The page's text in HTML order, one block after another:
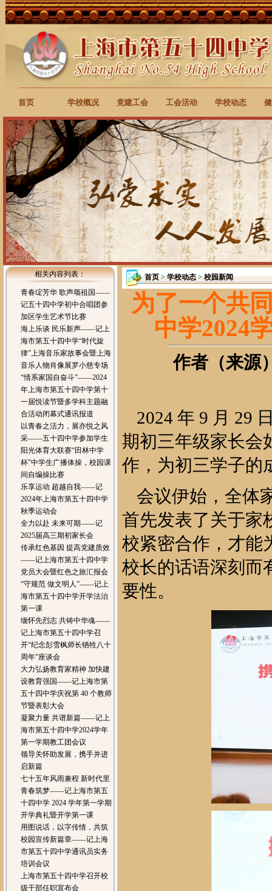
首页 学校概况 党建工会 工会活动 学校动态
相关内容列表：
青春绽芳华 歌声颂祖国——
记五十四中学初中合唱团参
加区学生艺术节比赛
海上乐谈 民乐新声——记上
海市第五十四中学“时代旋
律”上海音乐家故事会暨上海
音乐人物肖像展罗小慈专场
“情系家国自奋斗”——2024
年上海市第五十四中学第十
一届悦读节暨多学科主题融
合活动闭幕式通讯报道
以青春之活力，展亦悦之风
采——五十四中学参加学生
阳光体育大联赛“田林中学
杯”中学生广播体操，校园课
间自编操比赛
乐享运动 超越自我——记
2024年上海市第五十四中学
秋季运动会
全力以赴 未来可期——记
2025届高三期初家长会
传承红色基因 提高党建质效
——记上海市第五十四中学
党员大会暨红色之旅汇报会
“守规范 做文明人”——记上
海市第五十四中学开学法治
第一课
缅怀先烈志 共铸中华魂——
记上海市第五十四中学召
开“纪念彭雪枫师长牺牲八十
周年”座谈会
大力弘扬教育家精神 加快建
设教育强国——记上海市第
五十四中学庆祝第 40 个教师
节暨表彰大会
凝聚力量 共谱新篇——记上
海市第五十四中学2024学年
第一学期教工团会议
领导关怀助发展，携手并进
启新篇
七十五年风雨兼程 新时代里
青春筑梦——记上海市第五
十四中学 2024 学年第一学期
开学典礼暨开学第一课
用图说话，以字传情，共筑
校园宣传新篇章——记上海
市第五十四中学通讯员实务
培训会议
上海市第五十四中学召开校
级干部任职宣布会
首页>学校动态>校园新闻
为了一个共
中学2024
作者（来源
2024 年 9 月 29
期初三年级家长会
作，为初三学子的
会议伊始，全体
首先发表了关于家
校紧密合作，才能
校长的话语深刻而
要性。